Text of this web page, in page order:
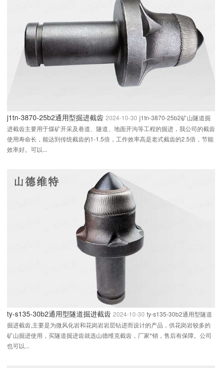
j1tn-3870-25b2通用型掘进截齿 2024-10-30 j1tn-3870-25b2矿山隧道掘
进截齿主要用于煤矿开采及巷道、隧道、地面开沟等工程的掘进，我公司的截齿
使用寿命长，能达到传统截齿的1-1.5倍，工作效率高是老式截齿的2.5倍，节能
效率好。可以...
ty-s135-30b2通用型隧道掘进截齿 2024-10-30 ty-s135-30b2通用型隧道
掘进截齿,主要是为微风化岩和花岗岩岩层钻进而设计的产品，供花岗岩较多的
矿山掘进使用，买隧道掘进齿就选山德维克截齿，厂家*销，售后有保障。公司
也可以...